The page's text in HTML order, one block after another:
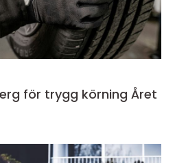
för trygg körning Året